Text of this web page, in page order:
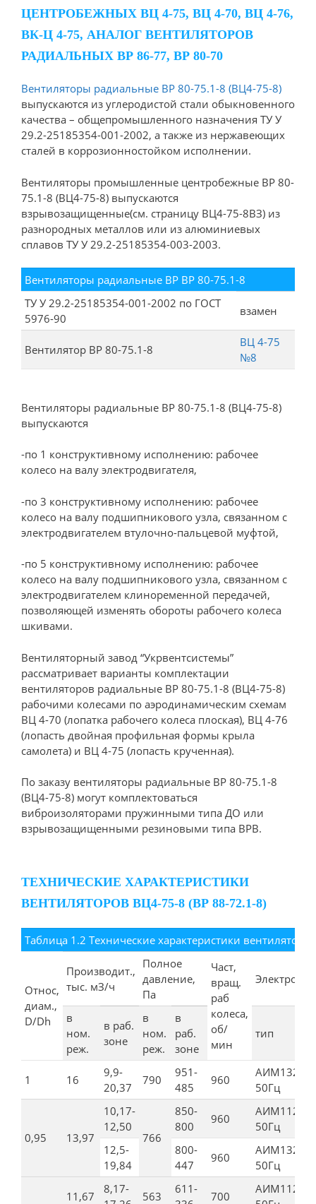
ЦЕНТРОБЕЖНЫХ ВЦ 4-75, ВЦ 4-70, ВЦ 4-76,
ВК-Ц 4-75, АНАЛОГ ВЕНТИЛЯТОРОВ
РАДИАЛЬНЫХ ВР 86-77, ВР 80-70
Вентиляторы радиальные ВР 80-75.1-8 (ВЦ4-75-8)
выпускаются из углеродистой стали обыкновенного
качества – общепромышленного назначения ТУ У
29.2-25185354-001-2002, а также из нержавеющих
сталей в коррозионностойком исполнении.
Вентиляторы промышленные центробежные ВР 80-
75.1-8 (ВЦ4-75-8) выпускаются
взрывозащищенные(см. страницу ВЦ4-75-8ВЗ) из
разнородных металлов или из алюминиевых
сплавов ТУ У 29.2-25185354-003-2003.
Вентиляторы радиальные ВР ВР 80-75.1-8
ТУ У 29.2-25185354-001-2002 по ГОСТ
5976-90
взамен
Вентилятор ВР 80-75.1-8
ВЦ 4-75
№8
Вентиляторы радиальные ВР 80-75.1-8 (ВЦ4-75-8)
выпускаются
-по 1 конструктивному исполнению: рабочее
колесо на валу электродвигателя,
-по 3 конструктивному исполнению: рабочее
колесо на валу подшипникового узла, связанном с
электродвигателем втулочно-пальцевой муфтой,
-по 5 конструктивному исполнению: рабочее
колесо на валу подшипникового узла, связанном с
электродвигателем клиноременной передачей,
позволяющей изменять обороты рабочего колеса
шкивами.
Вентиляторный завод “Укрвентсистемы”
рассматривает варианты комплектации
вентиляторов радиальные ВР 80-75.1-8 (ВЦ4-75-8)
рабочими колесами по аэродинамическим схемам
ВЦ 4-70 (лопатка рабочего колеса плоская), ВЦ 4-76
(лопасть двойная профильная формы крыла
самолета) и ВЦ 4-75 (лопасть крученная).
По заказу вентиляторы радиальные ВР 80-75.1-8
(ВЦ4-75-8) могут комплектоваться
виброизоляторами пружинными типа ДО или
взрывозащищенными резиновыми типа ВРВ.
ТЕХНИЧЕСКИЕ ХАРАКТЕРИСТИКИ
ВЕНТИЛЯТОРОВ ВЦ4-75-8 (ВР 88-72.1-8)
Таблица 1.2 Технические характеристики
Относ,
диам.,
D/Dh
Производит.,
тыс. мЗ/ч
Полное
давление,
Па
Част,
вращ.
раб
колеса,
об/
мин
в
ном.
реж.
в раб.
зоне
в
ном.
реж.
в
раб.
зоне
тип
1 16
9,9-
20,37
790
951-
485
960
АИМ132S6,
50Гц
0,95 13,97
10,17-
12,50
766
850-
800
960
50Гц
12,5-
19,84
800-
447
960
АИМ132S6,
50Гц
11,67
8,17-
563
611-
700